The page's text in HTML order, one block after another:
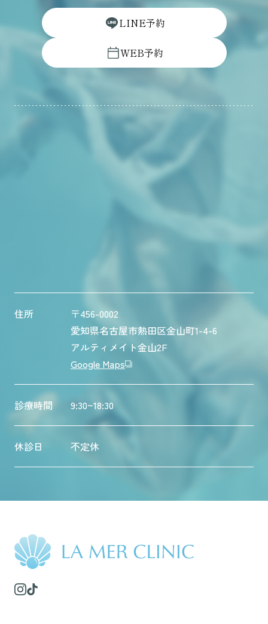
LINE予約
WEB予約
住所
〒456-0002
愛知県名古屋市熱田区金山町1-4-6
アルティメイト金山2F
Google Maps
診療時間 9:30~18:30
休診日 不定休